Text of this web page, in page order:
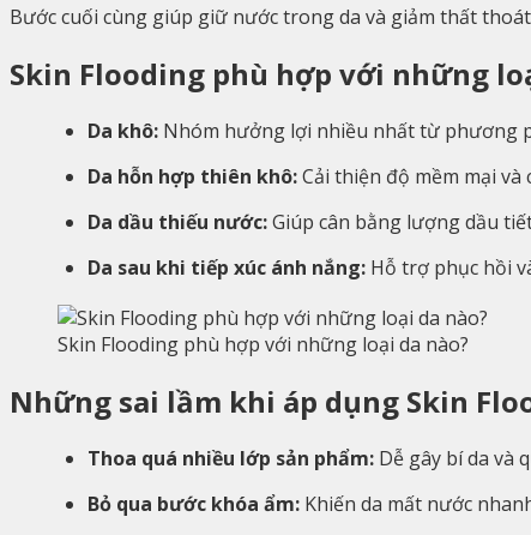
Bước cuối cùng giúp giữ nước trong da và giảm thất
Skin Flooding phù hợp với những
Da khô: Nhóm hưởng lợi nhiều nhất từ phương
Da hỗn hợp thiên khô:Cải thiện độ mềm mại và
Da dầu thiếu nước:Giúp cân bằng lượng dầu
Da sau khi tiếp xúc ánh nắng: Hỗ trợ phục hồi
Skin Flooding phù hợp với những loại da nào?
Những sai lầm khi áp dụng Skin
Thoa quá nhiều lớp sản phẩm: Dễ gây bí da và
Bỏ qua bước khóa ẩm: Khiến da mất nước